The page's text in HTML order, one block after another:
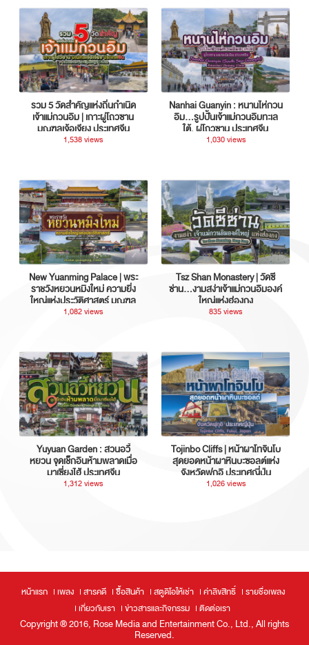
รวม 5 วัดสำคัญแห่งถิ่นกำเนิด
เจ้าแม่กวนอิม | เกาะผู่โถวซาน
มณฑลเจ้อเจียง ประเทศจีน
1,538 views
Nanhai Guanyin : หนานไห่กวน
อิม...รูปปั้นเจ้าแม่กวนอิมทะเล
ใต้, ผู่โถวซาน ประเทศจีน
1,030 views
New Yuanming Palace | พระ
ราชวังหยวนหมิงใหม่ ความยิ่ง
ใหญ่แห่งประวัติศาสตร์ มณฑล
กวางตุ้ง ประเทศจีน
1,082 views
Tsz Shan Monastery | วัดซี
ซ่าน…งามสง่าเจ้าแม่กวนอิมองค์
ใหญ่แห่งฮ่องกง
835 views
Yuyuan Garden : สวนอวี้
หยวน จุดเช็กอินห้ามพลาดเมื่อ
มาเซี่ยงไฮ้ ประเทศจีน
1,312 views
Tojinbo Cliffs | หน้าผาโทจินโบ
สุดยอดหน้าผาหินบะซอลต์แห่ง
จังหวัดฟุกุอิ ประเทศญี่ปุ่น
1,026 views
หน้าแรก เพลง สารคดี ซื้อสินค้า สตูดิโอให้เช่า ค่าลิขสิทธิ์
รายชื่อเพลง
เกี่ยวกับเรา
ข่าวสารและกิจกรรม ติดต่อเรา
Copyright ® 2016, Rose Media and Entertainment Co., Ltd., All rights
Reserved.